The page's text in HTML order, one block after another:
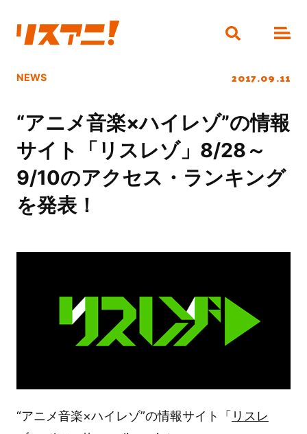
NEWS 2017.09.11
“アニメ音楽×ハイレゾ”の情報
サイト「リスレゾ」8/28～
9/10のアクセス・ランキング
を発表！
“アニメ音楽×ハイレゾ”の情報サイト「 リスレ